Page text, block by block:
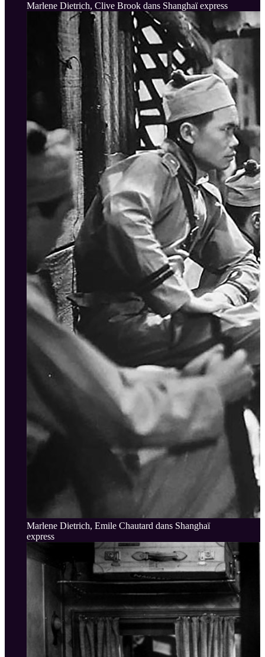
Marlene Dietrich, Clive Brook dans Shanghaï express
Marlene Dietrich, Emile Chautard dans Shanghaï
express